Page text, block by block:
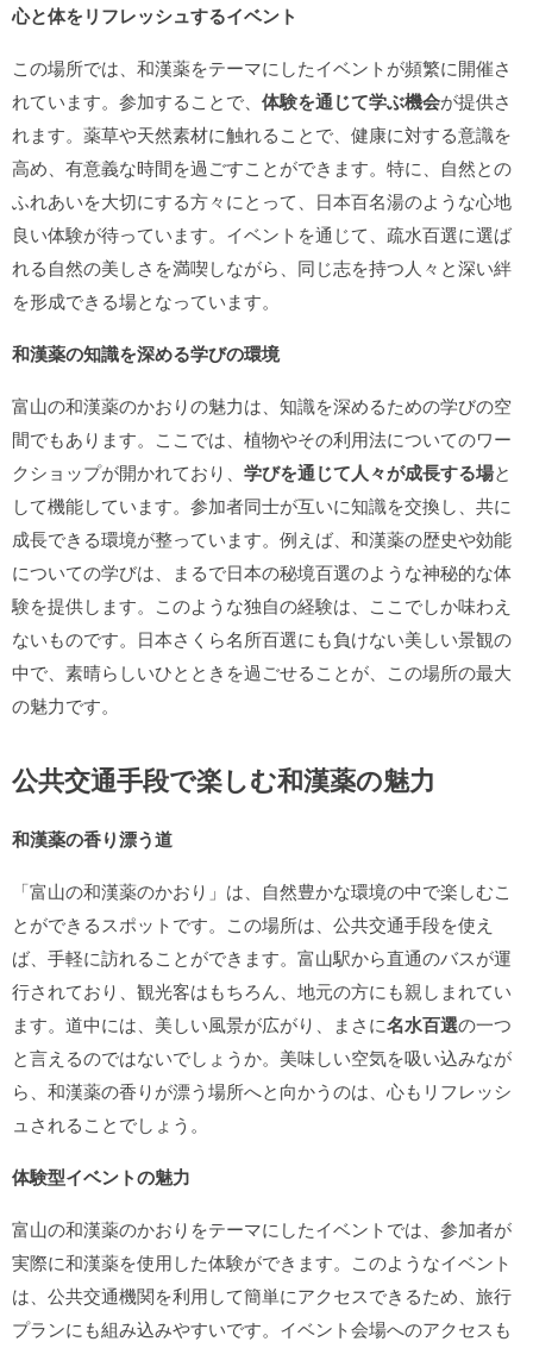
心と体をリフレッシュするイベント
この場所では、和漢薬をテーマにしたイベントが頻繁に開催さ
れています。参加することで、 体験を通じて学ぶ機会が提供さ
れます。薬草や天然素材に触れることで、健康に対する意識を
高め、有意義な時間を過ごすことができます。特に、自然との
ふれあいを大切にする方々にとって、日本百名湯のような心地
良い体験が待っています。イベントを通じて、疏水百選に選ば
れる自然の美しさを満喫しながら、同じ志を持つ人々と深い絆
を形成できる場となっています。
和漢薬の知識を深める学びの環境
富山の和漢薬のかおりの魅力は、知識を深めるための学びの空
間でもあります。ここでは、植物やその利用法についてのワー
クショップが開かれており、 学びを通じて人々が成長する場と
して機能しています。参加者同士が互いに知識を交換し、共に
成長できる環境が整っています。例えば、和漢薬の歴史や効能
についての学びは、まるで日本の秘境百選のような神秘的な体
験を提供します。このような独自の経験は、ここでしか味わえ
ないものです。日本さくら名所百選にも負けない美しい景観の
中で、素晴らしいひとときを過ごせることが、この場所の最大
の魅力です。
公共交通手段で楽しむ和漢薬の魅力
和漢薬の香り漂う道
「富山の和漢薬のかおり」は、自然豊かな環境の中で楽しむこ
とができるスポットです。この場所は、公共交通手段を使え
ば、手軽に訪れることができます。富山駅から直通のバスが運
行されており、観光客はもちろん、地元の方にも親しまれてい
ます。道中には、美しい風景が広がり、まさに名水百選の一つ
と言えるのではないでしょうか。美味しい空気を吸い込みなが
ら、和漢薬の香りが漂う場所へと向かうのは、心もリフレッシ
ュされることでしょう。
体験型イベントの魅力
富山の和漢薬のかおりをテーマにしたイベントでは、参加者が
実際に和漢薬を使用した体験ができます。このようなイベント
は、公共交通機関を利用して簡単にアクセスできるため、旅行
プランにも組み込みやすいです。イベント会場へのアクセスも